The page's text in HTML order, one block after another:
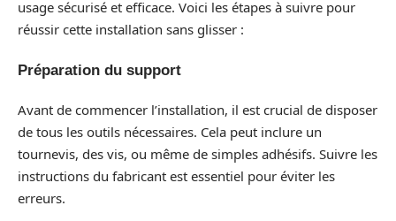
usage sécurisé et efficace. Voici les étapes à suivre pour
réussir cette installation sans glisser :
Préparation du support
Avant de commencer l’installation, il est crucial de disposer
de tous les outils nécessaires. Cela peut inclure un
tournevis, des vis, ou même de simples adhésifs. Suivre les
instructions du fabricant est essentiel pour éviter les
erreurs.